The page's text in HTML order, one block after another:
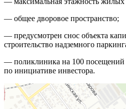
— общее дворовое пространство;
— предусмотрен снос объекта
строительство надземного
— поликлиника на 100 посещений
по инициативе инвестора.